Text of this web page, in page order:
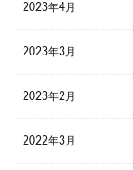
2023年4月
2023年3月
2023年2月
2022年3月